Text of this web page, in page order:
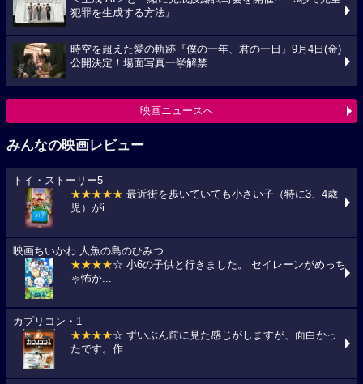
犯罪を生成する方法』
時空を超えた愛の軌跡『僕の一年、君の一日』9月4日(金)
公開決定！場面写真一挙解禁
映画ニュースへ
みんなの映画レビュー
トイ・ストーリー5
★★★★★ 最近街を歩いていても小さい子（特に3、4歳
児）がi...
映画ちいかわ 人魚の島のひみつ
★★★★☆ 小6の子供と行きました。 セイレーンがめっち
ゃ怖か...
カプリコン・1
★★★★☆ ずいぶん前に見た感じがしますが、面白かっ
たです。作...